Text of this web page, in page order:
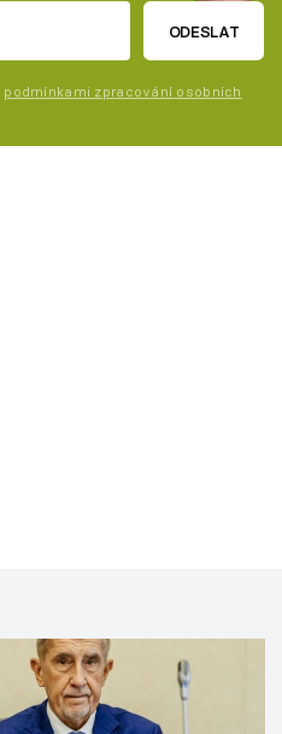
ODESLAT
podmínkami zpracování osobních